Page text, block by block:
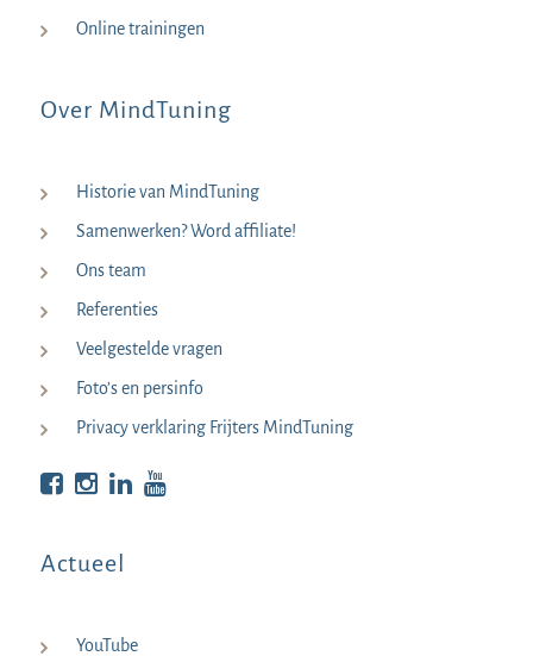
Online trainingen
Over MindTuning
Historie van MindTuning
Samenwerken? Word affiliate!
Ons team
Referenties
Veelgestelde vragen
Foto’s en persinfo
Privacy verklaring Frijters MindTuning
Bekijk op Facebook
Bekijk op Instagram
Bekijk op LinkedIn
Actueel
YouTube